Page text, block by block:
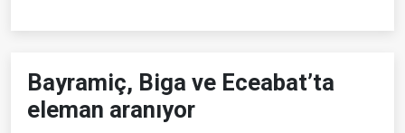
Bayramiç, Biga ve Eceabat’ta
eleman aranıyor